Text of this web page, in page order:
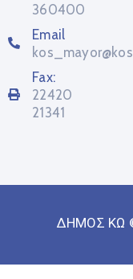
360400
Email
Fax:
22420
21341
ΔΗΜΟΣ ΚΩ